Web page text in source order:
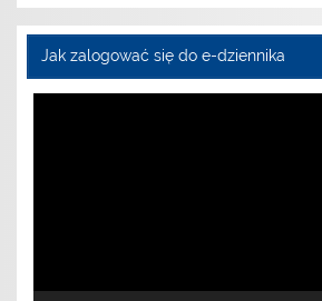
Jak zalogować się do e-dziennika
Odtwarzacz